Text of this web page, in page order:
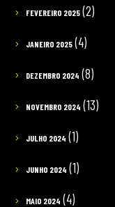
FEVEREIRO 2025(2)
JANEIRO 2025(4)
DEZEMBRO 2024 (8)
NOVEMBRO 2024 (13)
JULHO 2024 (1)
JUNHO 2024 (1)
MAIO 2024 (4)